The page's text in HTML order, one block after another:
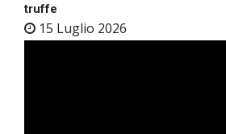
truffe
15 Luglio 2026